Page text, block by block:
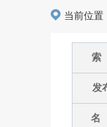
当前位置
索
发